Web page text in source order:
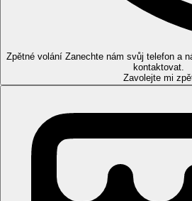
Zpětné volání Zanechte nám svůj telefon a
kontaktovat.
Zavolejte mi